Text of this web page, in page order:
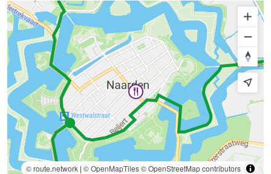
© route.network | © OpenMapTiles© OpenStreetMap contributors